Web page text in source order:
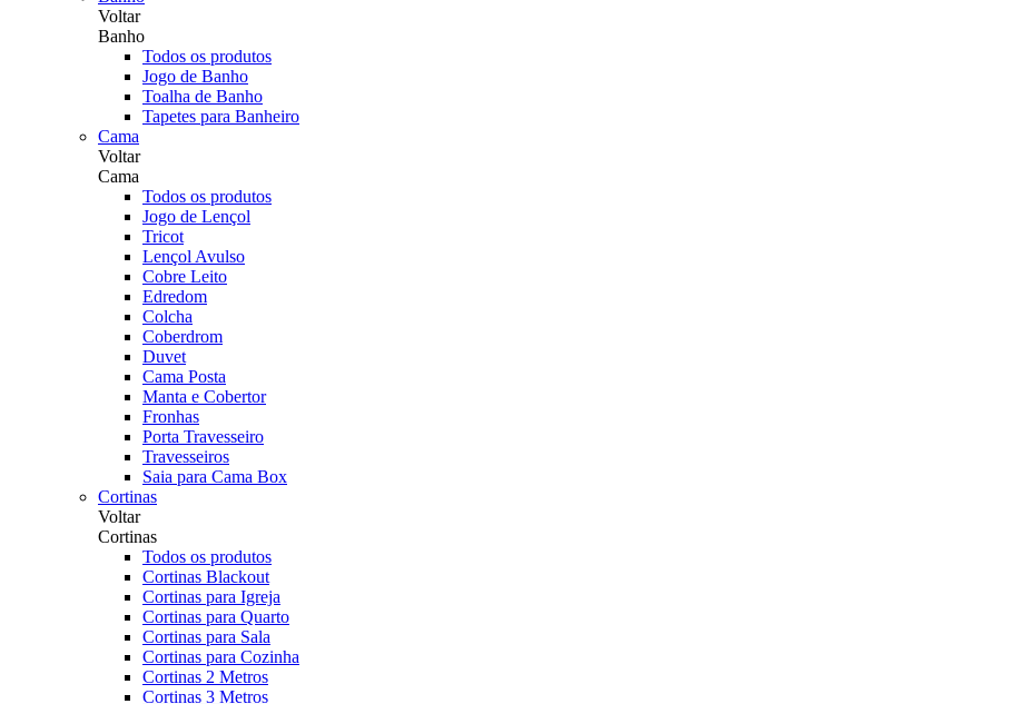
Voltar
Banho
Todos os produtos
Jogo de Banho
Toalha de Banho
Tapetes para Banheiro
Cama
Voltar
Cama
Todos os produtos
Jogo de Lençol
Tricot
Lençol Avulso
Cobre Leito
Edredom
Colcha
Coberdrom
Duvet
Cama Posta
Manta e Cobertor
Fronhas
Porta Travesseiro
Travesseiros
Saia para Cama Box
Cortinas
Voltar
Cortinas
Todos os produtos
Cortinas Blackout
Cortinas para Igreja
Cortinas para Quarto
Cortinas para Sala
Cortinas para Cozinha
Cortinas 2 Metros
Cortinas 3 Metros